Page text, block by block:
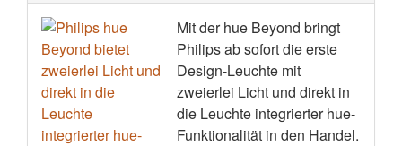
Mit der hue Beyond bringt
Philips ab sofort die erste
Design-Leuchte mit
zweierlei Licht und direkt in
die Leuchte integrierter hue-
Funktionalität in den Handel.